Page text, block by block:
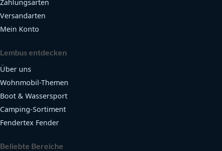
Zahlungsarten
Versandarten
Mein Konto
Lembus entdecken
Über uns
Wohnmobil-Themen
Boot & Wassersport
Camping-Sortiment
Fendertex Fender
Beliebte Bereiche